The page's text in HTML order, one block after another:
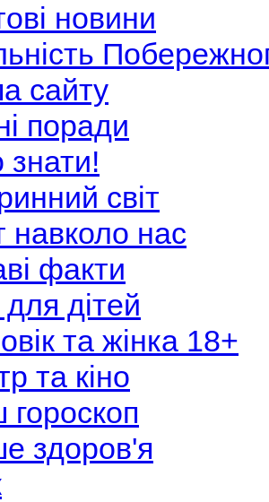
новини
сайту
поради
знати!
світ
навколо нас
факти
дітей
та жінка 18+
та кіно
здоров'я